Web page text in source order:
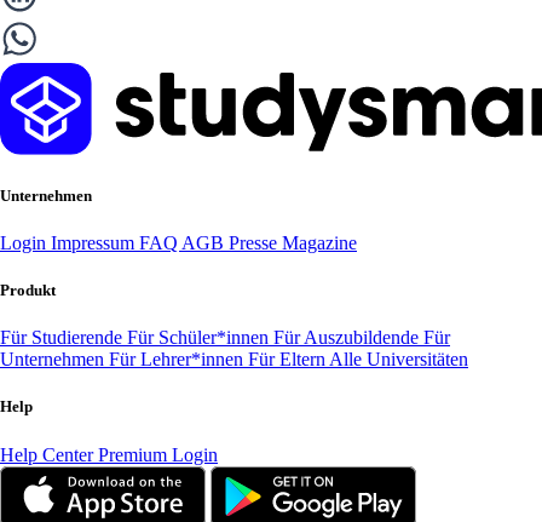
Unternehmen
Login Impressum FAQ AGB Presse Magazine
Produkt
Für Studierende Für Schüler*innen Für Auszubildende Für
Unternehmen Für Lehrer*innen Für Eltern Alle Universitäten
Help
Help CenterPremium Login